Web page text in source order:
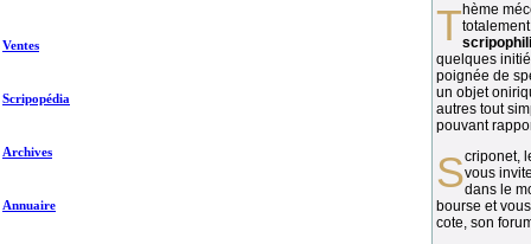
Ventes
Scripopédia
Archives
Annuaire
Thème méconnu des collectionneurs et
quelques
poignée de
un objet
autres tout
pouvant
vous
dans le
bourse et
cote, son